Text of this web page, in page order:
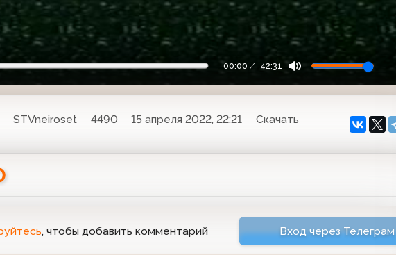
00:00 42:31
STVneiroset 4490 15 апреля 2022, 22:21
Скачать
, чтобы добавить комментарий Вход через Телеграм